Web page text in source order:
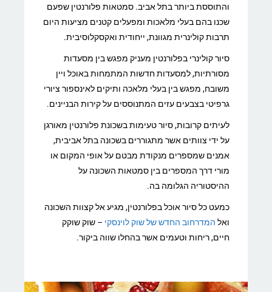
והתוססת ביותר בתל אביב. סמטאות פלורנטין שפעם
שכנו בהם בעלי מלאכות ומפעלים קטנים מציעות היום
תרבות קולינרית מגוונת, ייחודית ואקסקלוסיבית.
סיור קולינרי בפלורנטין מעניק מפגש בין מסעדות
מסורתיות, למסעדות חדשות המתמחות באוכל ויין
משובח, מפגש בין בעלי מלאכה ותיקים לאינספור ציורי
גרפיטי בצבעים עזים המתנוססים על קירות הבניינים.
לעיתים קרובות, סיור טעימות בשכונת פלורנטין מאורגן
על ידי צוותים אשר מתגוררים בשכונה בתל אביבית,
אמנים שמספרים מנקודת מבטם על אופי המקום או
מורי דרך המספרים בין סמטאות השכונה על
ההיסטוריה הגלומה בה.
כמעט כל סיור אוכל בפלורנטין, מגיע אל קצוות השכונה
ואל המדרחוב החדש של שוק לוינסקי – שוק שוקק
חיים, ריחות וטעמים אשר בהחלו שווה ביקור.